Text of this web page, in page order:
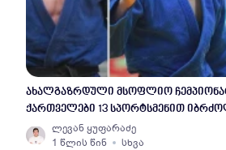
ახალგაზრდული მსოფლიო
ქართველები 13 სპორტსმენით
ლევან ყუფარაძე
1 წლის წინ
სხვა